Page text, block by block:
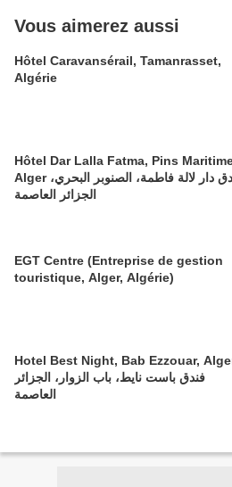
Vous aimerez aussi
Hôtel Caravansérail, Tamanrasset,
Algérie
Hôtel Dar Lalla Fatma, Pins
Alger فندق دار لالة فاطمة، الصنوبر البحري،
الجزائر العاصمة
EGT Centre (Entreprise de gestion
touristique, Alger, Algérie)
Hotel Best Night, Bab Ezzouar,
فندق باست نايط، باب الزوار، الجزائر
العاصمة